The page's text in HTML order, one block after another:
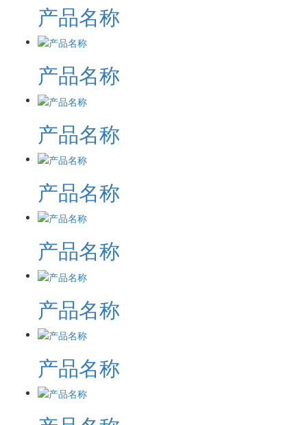
产品名称
产品名称
产品名称
产品名称
产品名称
产品名称
产品名称